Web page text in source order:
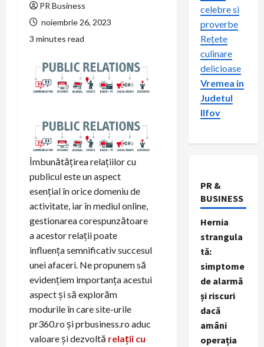
PR Business
noiembrie 26, 2023
3 minutes read
Îmbunătățirea relațiilor cu
publicul este un aspect
esențial în orice domeniu de
activitate, iar în mediul online,
gestionarea corespunzătoare
a acestor relații poate
influența semnificativ succesul
unei afaceri. Ne propunem să
evidențiem importanța acestui
aspect și să explorăm
modurile în care site-urile
pr360.ro și prbusiness.ro aduc
valoare și dezvoltă relații cu
celebre si
proverbe
Rețete
culinare
delicioase
Vremea in
Judetul
Ilfov
PR &
BUSINESS
Hernia
strangula
tă:
simptome
de alarmă
și riscuri
dacă
amâni
operația